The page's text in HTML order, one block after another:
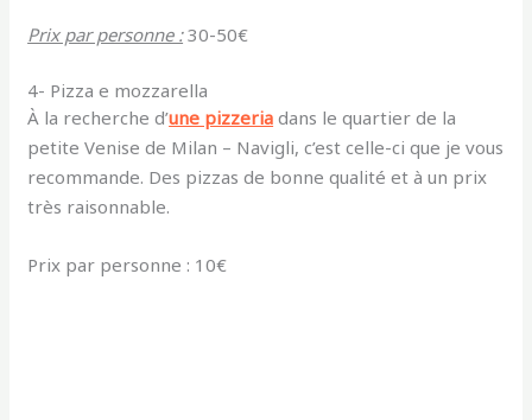
Prix par personne :30-50€
4- Pizza e mozzarella
À la recherche d’une pizzeria dans le quartier de la
petite Venise de Milan – Navigli, c’est celle-ci que je vous
recommande. Des pizzas de bonne qualité et à un prix
très raisonnable.
Prix par personne : 10€